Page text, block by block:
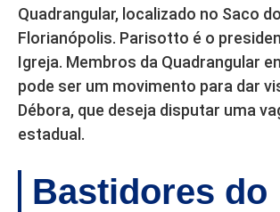
Quadrangular, localizado no Saco
Florianópolis. Parisotto é o
Igreja. Membros da Quadrangular
pode ser um movimento para dar
Débora, que deseja disputar uma
estadual.
Bastidores do